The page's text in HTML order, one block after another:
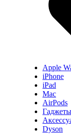
Apple
iPhone
iPad
Mac
AirPods
Гаджеты
Dyson